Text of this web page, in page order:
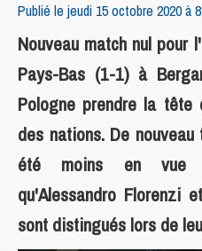
Publié le jeudi 15 octobre 2020 à
Nouveau match nul
Pays-Bas (1-1) à
Pologne prendre la
des nations. De
été moins en vue
qu'Alessandro Florenzi
sont distingués lors de